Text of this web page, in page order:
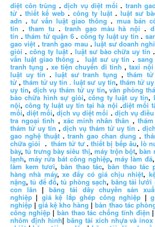
diệt côn trùng .dịch vụ diệt mối . tranh
tử . thiết kế web . công ty luật . luật sư
adn .tư vấn luật giao thông . mua bán
tín . tham tu . tranh gạo màu hà nội .
tín .thám tử quận 6. công ty luật uy tín .
gao việt .tranh gao mau .luật sư doanh
giỏi . công ty luật. luật sư bào chữa uy tín
vấn luật giao thông . luật sư uy tín .
tranh tụng . xe tiện chuyến đi tỉnh ,taxi
luật uy tín .luật sư tranh tụng ,thám tử
tử ,thám tử uy tín . luật sư uy tín, thám tử
uy tín, dịch vụ thám tử uy tín,văn phòng
bào chữa hình sự giỏi,công ty luật uy tín,
nội,công ty luật uy tín tại hà nội .diệt mối
mối,diệt mối,dịch vụ diệt mối . dịch vụ
tra ngoại tình , xác minh nhân thân ,
thám tử uy tín ,dịch vụ thám tử uy tín .
gao nghệ thuật.tranh gao chan dung .
chữa giỏi .thám tử tư.thiết bị bếp âu,lò
bày,tủ trưng bày siêu thị,máy trộn bột,bàn
lạnh, máy rửa bát công nghiệp, máy làm đá,
làm kem tươi,bàn thao tác,bàn thao tác
hàng nhà máy, xe đẩy có giá chịu nhiệt,
nặng,tủ để đồ,tủ phòng sạch, băng tải lưới
con lăn | băng tải dây chuyền sản
nghiệp | giá kệ lắp ghép công nghiệp |
nghiệp |giá kệ kho hàng |bàn thao tác
công nghiệp|bàn thao tác chống tĩnh điện |
nhôm định hình| băng tải xích nhựa và inox